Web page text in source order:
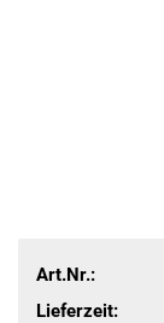
Art.Nr.:
Lieferzeit: